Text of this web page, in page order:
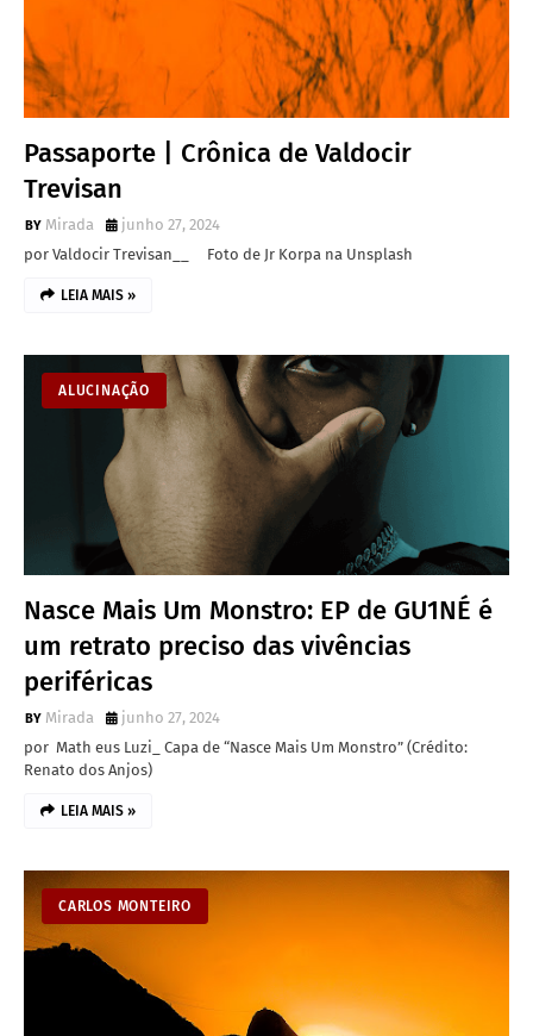
Passaporte | Crônica de Valdocir
Trevisan
Mirada
junho 27, 2024
por Valdocir Trevisan__ Foto de Jr Korpa na Unsplash
LEIA MAIS »
ALUCINAÇÃO
Nasce Mais Um Monstro: EP de GU1NÉ é
um retrato preciso das vivências
periféricas
Mirada
junho 27, 2024
por Math eus Luzi_ Capa de “Nasce Mais Um Monstro” (Crédito:
Renato dos Anjos)
LEIA MAIS »
CARLOS MONTEIRO